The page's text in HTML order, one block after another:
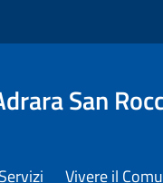
San
Servizi Vivere il